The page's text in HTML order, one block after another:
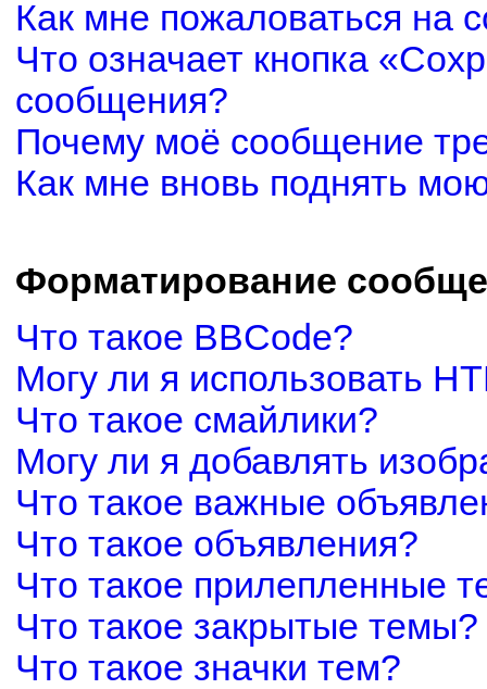
Как мне пожаловаться на
Что означает кнопка
сообщения?
Почему моё сообщение
Как мне вновь поднять
Форматирование
Что такое BBCode?
Могу ли я использовать
Что такое смайлики?
Могу ли я добавлять
Что такое важные
Что такое объявления?
Что такое прилепленные
Что такое закрытые темы?
Что такое значки тем?